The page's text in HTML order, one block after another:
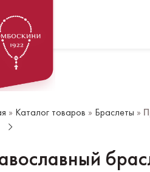
» Каталог товаров » Браслеты »